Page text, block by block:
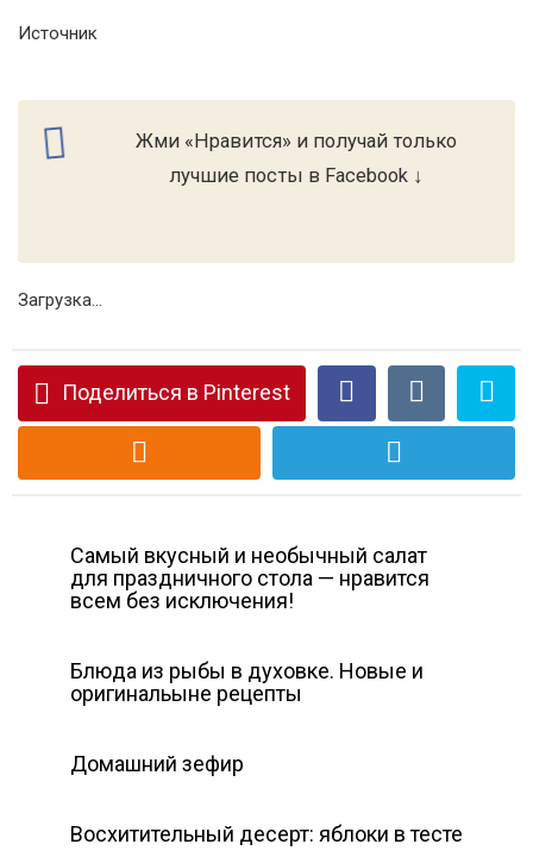
Источник
Жми «Нравится» и получай только
лучшие посты в Facebook ↓
Загрузка...
Поделиться в Pinterest
Самый вкусный и необычный салат
для праздничного стола — нравится
всем без исключения!
Блюда из рыбы в духовке. Новые и
оригинальыне рецепты
Домашний зефир
Восхитительный десерт: яблоки в тесте